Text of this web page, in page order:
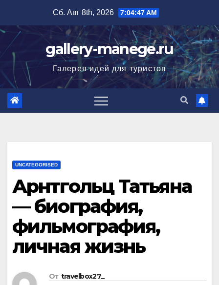
содержимому
Сб. Авг 8th, 2026 7:04:48 AM
gallery-manege.ru
Галерея идей для туристов
UNCATEGORISED
Арнтгольц Татьяна
— биография,
фильмография,
личная жизнь
От travelbox27_